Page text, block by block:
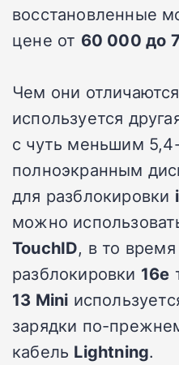
восстановленные
цене от 60 000 до
Чем они
используется
с чуть меньшим
полноэкранным
для разблокировки
можно
TouchID, в то
разблокировки 16e
13 Mini
зарядки по-
кабель Lightning.